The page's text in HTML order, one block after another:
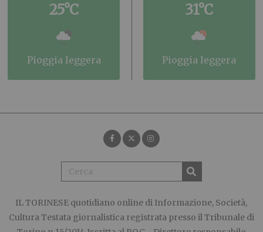
25°C
pioggia leggera
31°C
pioggia leggera
IL TORINESE quotidiano online di Informazione, Società,
Cultura Testata giornalistica registrata presso il Tribunale di